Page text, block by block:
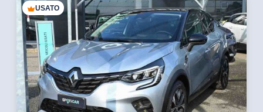
USATO